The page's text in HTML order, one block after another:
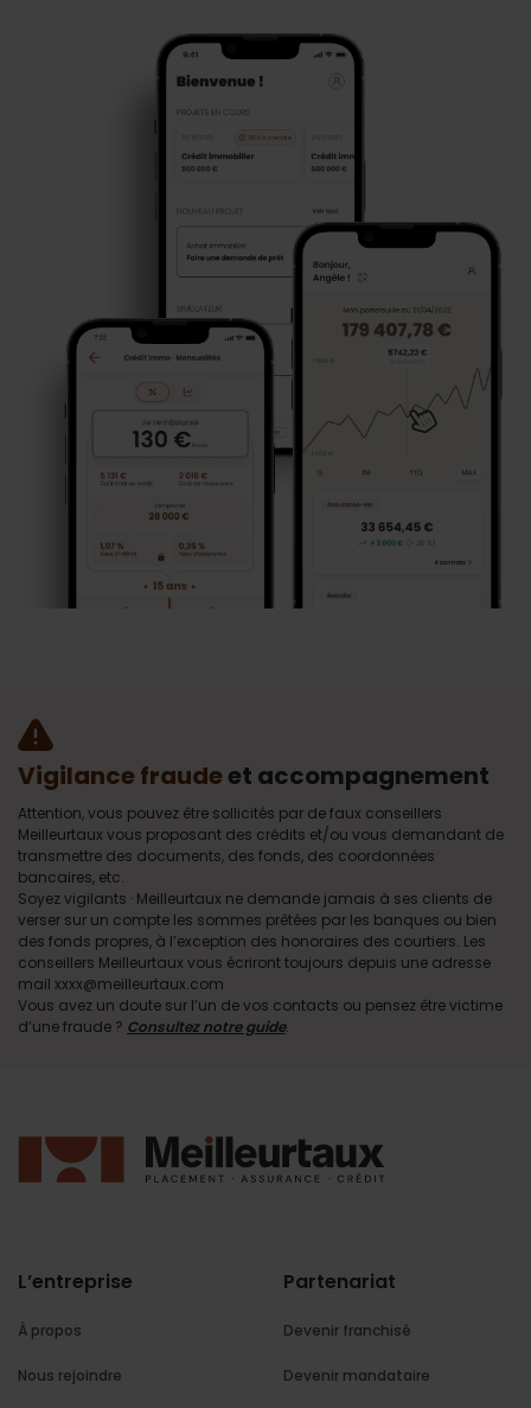
Vigilance fraudeet accompagnement
Attention, vous pouvez être sollicités par de faux conseillers
Meilleurtaux vous proposant des crédits et/ou vous demandant de
transmettre des documents, des fonds, des coordonnées
bancaires, etc.
Soyez vigilants · Meilleurtaux ne demande jamais à ses clients de
verser sur un compte les sommes prêtées par les banques ou bien
des fonds propres, à l’exception des honoraires des courtiers. Les
conseillers Meilleurtaux vous écriront toujours depuis une adresse
mail xxxx@meilleurtaux.com
Vous avez un doute sur l’un de vos contacts ou pensez être victime
d’une fraude ? Consultez notre guide.
L’entreprise
À propos
Nous rejoindre
Partenariat
Devenir franchisé
Devenir mandataire